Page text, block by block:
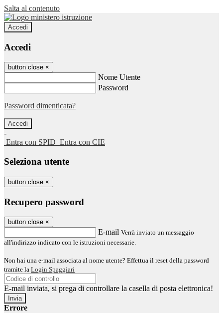
Salta al contenuto
Accedi
Accedi
button close ×
Nome Utente
Password
Password dimenticata?
-
Entra con SPID Entra con CIE
Seleziona utente
button close ×
Recupero password
button close ×
E-mail Verrà inviato un messaggio
all'indirizzo indicato con le istruzioni necessarie.
Non hai una e-mail associata al nome utente? Effettua il reset della password
tramite la Login Spaggiari
E-mail inviata, si prega di controllare la casella di posta elettronica!
Errore